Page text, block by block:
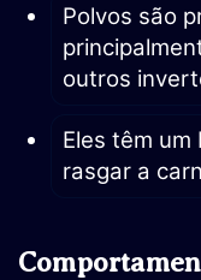
Polvos são
outros
Eles têm
rasgar a